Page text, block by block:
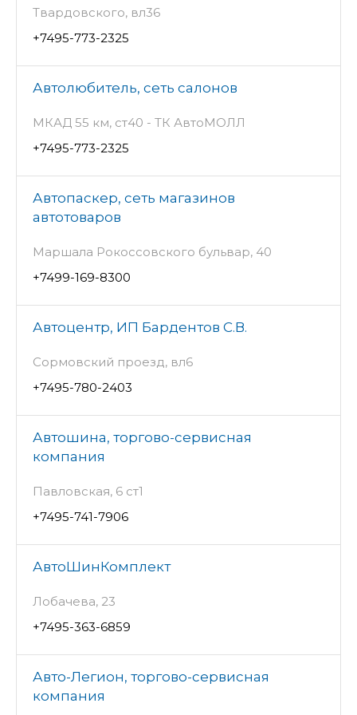
Твардовского, вл36
+7495-773-2325
Автолюбитель, сеть салонов
МКАД 55 км, ст40 - ТК АвтоМОЛЛ
+7495-773-2325
Автопаскер, сеть магазинов
автотоваров
Маршала Рокоссовского бульвар, 40
+7499-169-8300
Автоцентр, ИП Бардентов С.В.
Сормовский проезд, вл6
+7495-780-2403
Автошина, торгово-сервисная
компания
Павловская, 6 ст1
+7495-741-7906
АвтоШинКомплект
Лобачева, 23
+7495-363-6859
Авто-Легион, торгово-сервисная
компания